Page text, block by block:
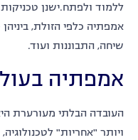
ללמוד ולפתח.ישנן
אמפתיה כלפי הזולת,
שיחה, התבוננות ועוד.
אמפתיה
העובדה הבלתי מעורערת
ויותר "אחריות"